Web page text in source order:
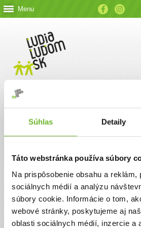
Súhlas Detaily
Táto webstránka používa súbory
Na prispôsobenie obsahu a
sociálnych médií a analýzu
súbory cookie. Informácie o tom,
webové stránky, poskytujeme aj
oblasti sociálnych médií, inzercie a
Menu
Kontaktné údaje
V prípade akýchkoľvek otázok nás
emailom, alebo telefonicky.
ĽUDIA ĽUĎOM, n. o.